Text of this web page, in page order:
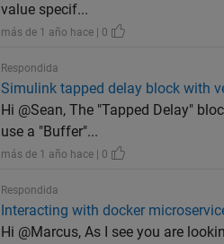
value specif...
más de 1 año hace | 0
Respondida
Simulink tapped delay block with
Hi @Sean, The "Tapped Delay"
use a "Buffer"...
más de 1 año hace | 0
Respondida
Interacting with docker
Hi @Marcus, As I see you are